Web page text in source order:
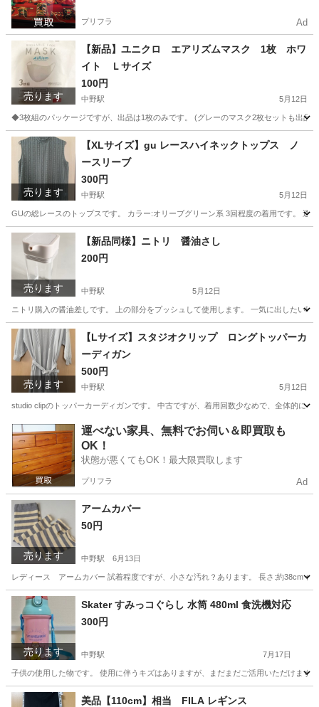
プリフラ Ad
売ります
【新品】ユニクロ エアリズムマスク 1枚 ホワ
イト Ｌサイズ
100円
中野駅 5月12日
◆3枚組のパッケージですが、出品は1枚のみです。 (グレーのマスク2枚セットも出品
東京 中野区 中野駅 家庭用品 ユニクロ
売ります
【XLサイズ】gu レースハイネックトップス ノ
ースリーブ
300円
中野駅 5月12日
GUの総レースのトップスです。 カラー:オリーブグリーン系 3回程度の着用です。
東京 中野区 中野駅 カットソー ハニーズ
売ります
【新品同様】ニトリ 醤油さし
200円
中野駅 5月12日
ニトリ購入の醤油差しです。 上の部分をプッシュして使用します。 一気に出したい
東京 中野区 中野駅 食器 さし
売ります
【Lサイズ】スタジオクリップ ロングトッパーカ
ーディガン
500円
中野駅 5月12日
studio clipのトッパーカーディガンです。 中古ですが、着用回数少なめで、全体的に
東京 中野区 中野駅 カーディガン スタジオ
運べない家具、無料でお伺い＆即買取も
OK！
状態が悪くてもOK！最大限買取します
プリフラ Ad
売ります
アームカバー
50円
中野駅 6月13日
レディース アームカバー 試着程度ですが、小さな汚れ？あります。 長さ:約38cm
東京 中野区
売ります
Skater すみっコぐらし 水筒 480ml 食洗機対応
300円
中野駅 7月17日
子供の使用した物です。 使用に伴うキズはありますが、まだまだご活用いただけま
東京 中野区 中野駅 キッズ用品 すみっコぐらし
美品【110cm】相当 FILA レギンス